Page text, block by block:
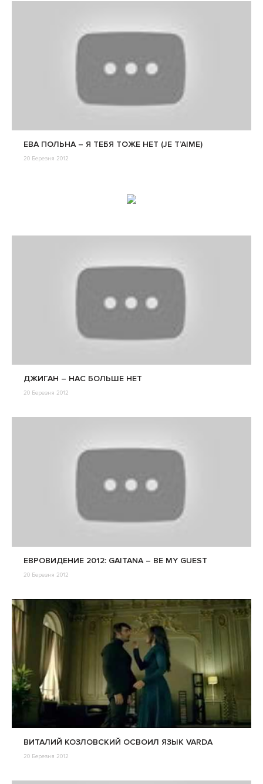
ЕВА ПОЛЬНА – Я ТЕБЯ ТОЖЕ НЕТ (JE T’AIME)
20 Березня 2012
ДЖИГАН – НАС БОЛЬШЕ НЕТ
20 Березня 2012
ЕВРОВИДЕНИЕ 2012: GAITANA – BE MY GUEST
20 Березня 2012
ВИТАЛИЙ КОЗЛОВСКИЙ ОСВОИЛ ЯЗЫК VARDA
20 Березня 2012